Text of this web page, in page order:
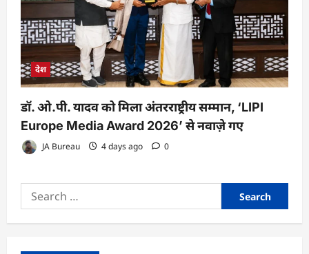
देश
डॉ. ओ.पी. यादव को मिला अंतरराष्ट्रीय सम्मान, ‘LIPI
Europe Media Award 2026’ से नवाज़े गए
JA Bureau 4 days ago 0
Search
for: